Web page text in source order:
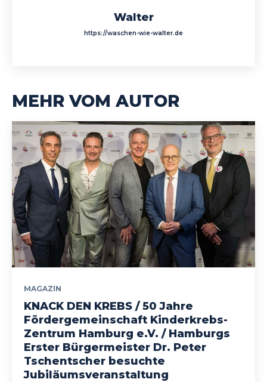
Walter
https://waschen-wie-walter.de
MEHR VOM AUTOR
MAGAZIN
KNACK DEN KREBS / 50 Jahre
Fördergemeinschaft Kinderkrebs-
Zentrum Hamburg e.V. / Hamburgs
Erster Bürgermeister Dr. Peter
Tschentscher besuchte
Jubiläumsveranstaltung